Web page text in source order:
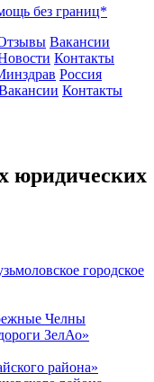
без границ*
Вакансии
Контакты
Россия
Контакты
юридических
городское
Челны
ЗелАо»
района»